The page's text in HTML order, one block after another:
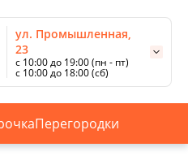
ул. Промышленная,
23
с 10:00 до 19:00 (пн - пт)
с 10:00 до 18:00 (сб)
с 10:00 до 18:00 (вс).
все магазины
Перегородки